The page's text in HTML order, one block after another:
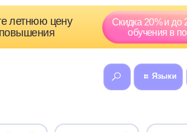
Скидка 20% и до 2 месяцев
обучения в подарок
цену
Языки
Французский Немецкий